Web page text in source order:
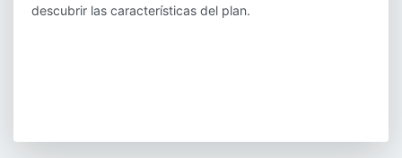
descubrir las características del plan.